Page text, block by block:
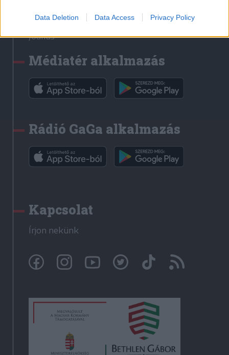
Data Deletion Data Access Privacy Policy
Rádió GaGa
Jóállás
Médiatér alkalmazás
Rádió GaGa alkalmazás
Kapcsolat
Írjon nekünk